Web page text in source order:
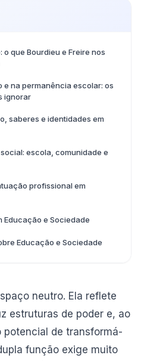
que Bourdieu e Freire nos
e na permanência escolar: os
ignorar
saberes e identidades em
escola, comunidade e
profissional em
Educação e Sociedade
Educação e Sociedade
neutro. Ela reflete
estruturas de poder e, ao
potencial de transformá-
função exige muito